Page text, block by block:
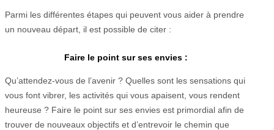
Parmi les différentes étapes qui peuvent vous aider à prendre
un nouveau départ, il est possible de citer :
Faire le point sur ses envies :
Qu’attendez-vous de l’avenir ? Quelles sont les sensations qui
vous font vibrer, les activités qui vous apaisent, vous rendent
heureuse ? Faire le point sur ses envies est primordial afin de
trouver de nouveaux objectifs et d’entrevoir le chemin que